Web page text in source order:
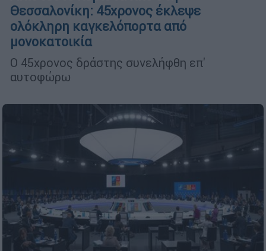
Θεσσαλονίκη: 45χρονος έκλεψε
ολόκληρη καγκελόπορτα από
μονοκατοικία
Ο 45χρονος δράστης συνελήφθη επ'
αυτοφώρω